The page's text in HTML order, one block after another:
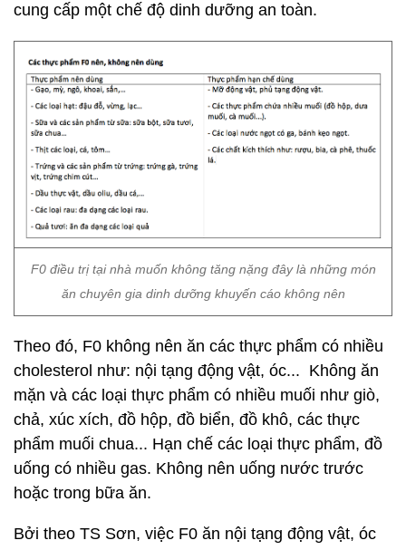
cung cấp một chế độ dinh dưỡng an toàn.
F0 điều trị tại nhà muốn không tăng nặng đây là những món
ăn chuyên gia dinh dưỡng khuyến cáo không nên
Theo đó, F0 không nên ăn các thực phẩm có nhiều
cholesterol như: nội tạng động vật, óc... Không ăn
mặn và các loại thực phẩm có nhiều muối như giò,
chả, xúc xích, đồ hộp, đồ biển, đồ khô, các thực
phẩm muối chua... Hạn chế các loại thực phẩm, đồ
uống có nhiều gas. Không nên uống nước trước
hoặc trong bữa ăn.
Bởi theo TS Sơn, việc F0 ăn nội tạng động vật, óc